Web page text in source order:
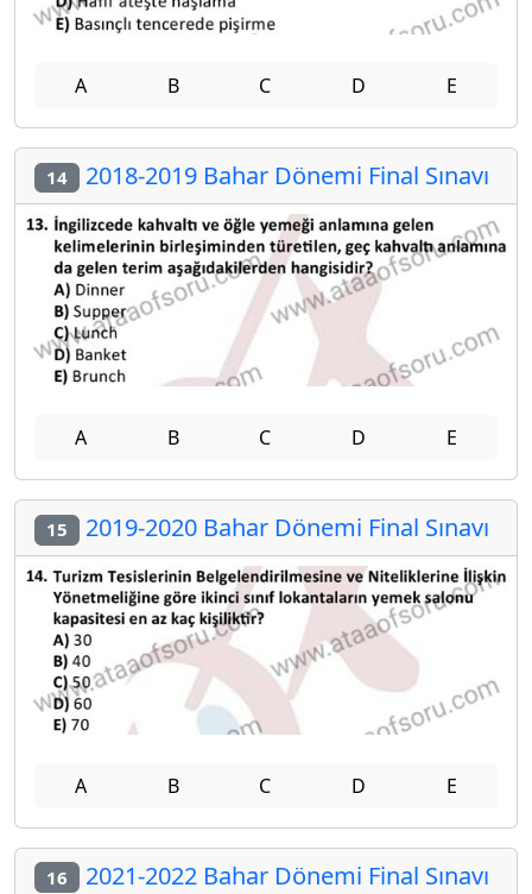
A B C D E
14 2018-2019 Bahar Dönemi Final Sınavı
A B C D E
15 2019-2020 Bahar Dönemi Final Sınavı
A B C D E
16 2021-2022 Bahar Dönemi Final Sınavı